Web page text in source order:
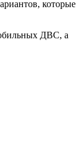
которые
ДВС, а